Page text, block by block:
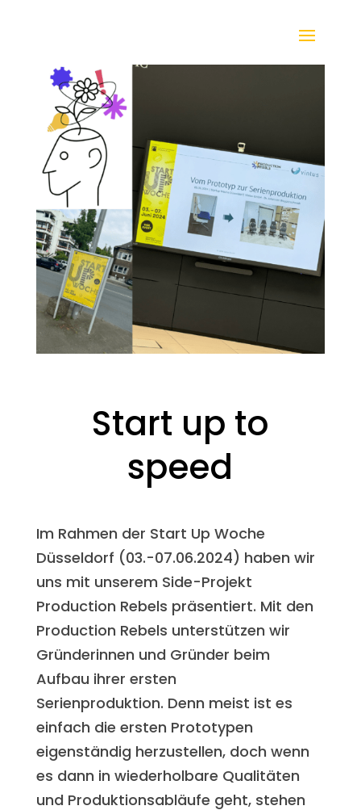
Start up to
speed
Im Rahmen der Start Up Woche
Düsseldorf (03.-07.06.2024) haben wir
uns mit unserem Side-Projekt
Production Rebels präsentiert. Mit den
Production Rebels unterstützen wir
Gründerinnen und Gründer beim
Aufbau ihrer ersten
Serienproduktion. Denn meist ist es
einfach die ersten Prototypen
eigenständig herzustellen, doch wenn
es dann in wiederholbare Qualitäten
und Produktionsabläufe geht, stehen